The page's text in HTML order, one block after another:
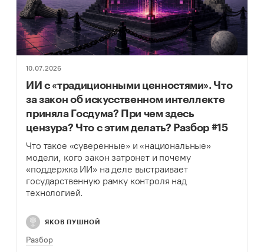
10.07.2026
ИИ с «традиционными ценностями». Что
за закон об искусственном интеллекте
приняла Госдума? При чем здесь
цензура? Что с этим делать? Разбор #15
Что такое «суверенные» и «национальные»
модели, кого закон затронет и почему
«поддержка ИИ» на деле выстраивает
государственную рамку контроля над
технологией.
ЯКОВ ПУШНОЙ
Разбор